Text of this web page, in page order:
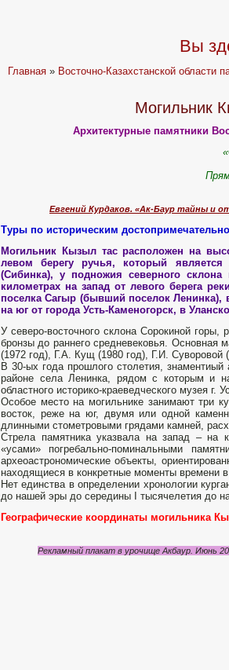
Вы
Главная » Восточно-Казахстанской области
Могильник
Архитектурные памятники
Евгений Курдаков. «Ак-Баур тайны и
Туры по историческим
Могильник Кызыл тас расположен на
левом берегу ручья, который
(Сибинка), у подножия северного
километрах на запад от левого берега
поселка Сагыр (бывший поселок Ленинка),
на юг от города Усть-Каменогорск, в
У северо-восточного склона Сорокиной
бронзы до раннего средневековья. Основная
(1972 год), Г.А. Кущ (1980 год), Г.И. Суворовой
В 30-ых года прошлого столетия,
районе села Ленинка, рядом с которым и
областного историко-краеведческого музея г.
Особое место на могильнике занимают три
восток, реже на юг, двумя или одной
длинными стометровыми грядами камней,
Стрела памятника указвала на запад – на
«усами» погребально-поминальными
археоастрономические объекты,
находящиеся в конкретные моменты времени
Нет единства в определении хронологии
до нашей эры до середины I тысячелетия до
Географические координаты могильника
Рекламный плакат в урочище Акбаур. Июнь